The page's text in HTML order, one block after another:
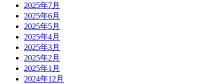
2025年7月
2025年6月
2025年5月
2025年4月
2025年3月
2025年2月
2025年1月
2024年12月